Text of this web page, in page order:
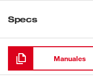
Specs
Cargando
Manuales